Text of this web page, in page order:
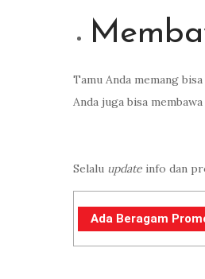
Tamu Anda memang
Anda juga bisa
Selalu update info dan
Ada Beragam